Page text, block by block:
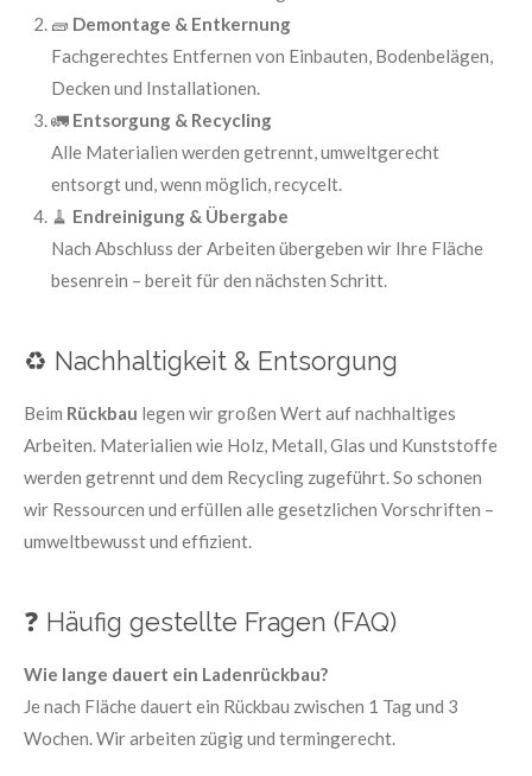
🧱 Demontage & Entkernung
Fachgerechtes Entfernen von Einbauten, Bodenbelägen,
Decken und Installationen.
🚛 Entsorgung & Recycling
Alle Materialien werden getrennt, umweltgerecht
entsorgt und, wenn möglich, recycelt.
🧹 Endreinigung & Übergabe
Nach Abschluss der Arbeiten übergeben wir Ihre Fläche
besenrein – bereit für den nächsten Schritt.
♻️ Nachhaltigkeit & Entsorgung
Beim Rückbau legen wir großen Wert auf nachhaltiges
Arbeiten. Materialien wie Holz, Metall, Glas und Kunststoffe
werden getrennt und dem Recycling zugeführt. So schonen
wir Ressourcen und erfüllen alle gesetzlichen Vorschriften –
umweltbewusst und effizient.
❓ Häufig gestellte Fragen (FAQ)
Wie lange dauert ein Ladenrückbau?
Je nach Fläche dauert ein Rückbau zwischen 1 Tag und 3
Wochen. Wir arbeiten zügig und termingerecht.